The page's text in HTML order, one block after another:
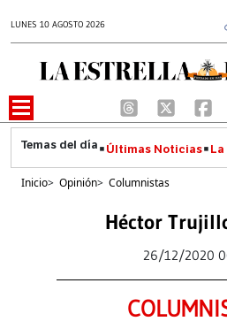
LUNES 10 AGOSTO 2026
Últimas Noticias
Inicio> Opinión> Columnistas
Héctor
26/12/2020